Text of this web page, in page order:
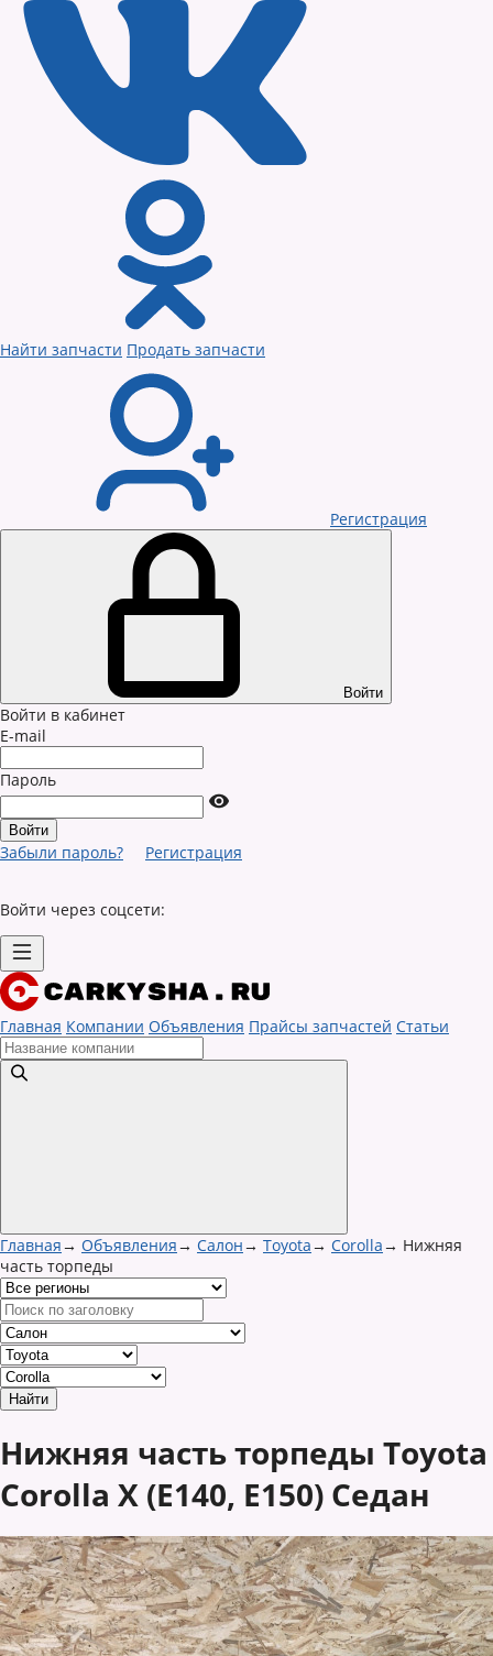
Найти запчасти Продать запчасти
Регистрация
Войти
Войти в кабинет
E-mail
Пароль
Забыли пароль? Регистрация
Войти через соцсети:
Главная Компании Объявления Прайсы запчастей Статьи
Главная→ Объявления→ Салон→ Toyota→ Corolla→ Нижняя
часть торпеды
Нижняя часть торпеды Toyota
Corolla X (E140, E150) Седан